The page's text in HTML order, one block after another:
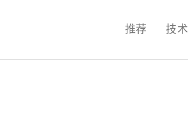
技,资讯,动态,洞察,
推荐 技